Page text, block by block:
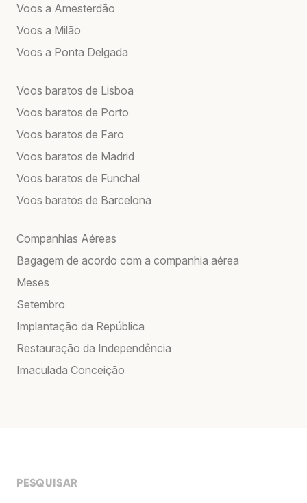
Voos a Amesterdão
Voos a Milão
Voos a Ponta Delgada
Voos baratos de Lisboa
Voos baratos de Porto
Voos baratos de Faro
Voos baratos de Madrid
Voos baratos de Funchal
Voos baratos de Barcelona
Companhias Aéreas
Bagagem de acordo com a companhia aérea
Meses
Setembro
Implantação da República
Restauração da Independência
Imaculada Conceição
PESQUISAR